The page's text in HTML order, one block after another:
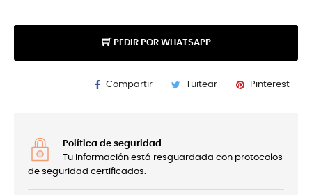
PEDIR POR WHATSAPP
Compartir Tuitear Pinterest
Política de seguridad
Tu información está resguardada con protocolos
de seguridad certificados.